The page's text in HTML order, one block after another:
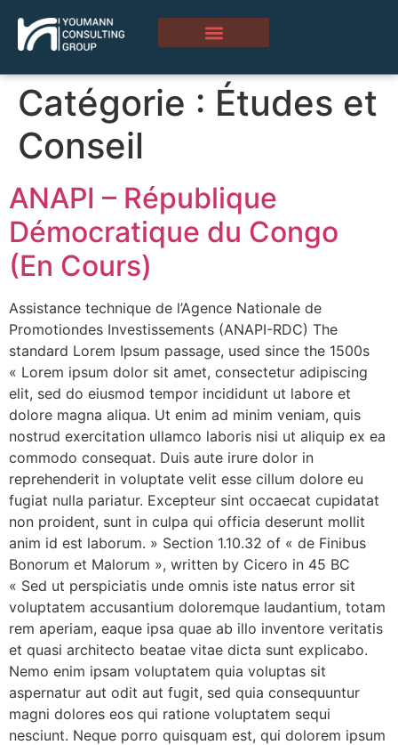
Catégorie : Études et
Conseil
ANAPI – République
Démocratique du Congo
(En Cours)
Assistance technique de l’Agence Nationale de
Promotiondes Investissements (ANAPI-RDC) The
standard Lorem Ipsum passage, used since the 1500s
« Lorem ipsum dolor sit amet, consectetur adipiscing
elit, sed do eiusmod tempor incididunt ut labore et
dolore magna aliqua. Ut enim ad minim veniam, quis
nostrud exercitation ullamco laboris nisi ut aliquip ex ea
commodo consequat. Duis aute irure dolor in
reprehenderit in voluptate velit esse cillum dolore eu
fugiat nulla pariatur. Excepteur sint occaecat cupidatat
non proident, sunt in culpa qui officia deserunt mollit
anim id est laborum. » Section 1.10.32 of « de Finibus
Bonorum et Malorum », written by Cicero in 45 BC
« Sed ut perspiciatis unde omnis iste natus error sit
voluptatem accusantium doloremque laudantium, totam
rem aperiam, eaque ipsa quae ab illo inventore veritatis
et quasi architecto beatae vitae dicta sunt explicabo.
Nemo enim ipsam voluptatem quia voluptas sit
aspernatur aut odit aut fugit, sed quia consequuntur
magni dolores eos qui ratione voluptatem sequi
nesciunt. Neque porro quisquam est, qui dolorem ipsum